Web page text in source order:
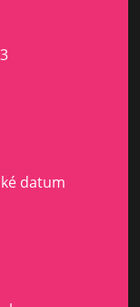
datum